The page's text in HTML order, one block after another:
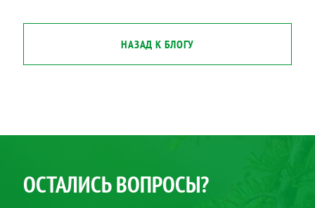
НАЗАД К БЛОГУ
ОСТАЛИСЬ ВОПРОСЫ?